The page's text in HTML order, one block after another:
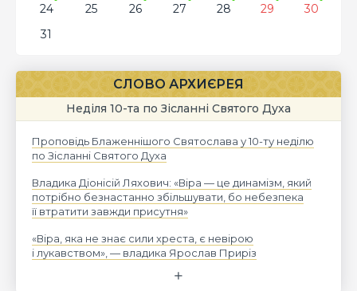
24
25 26 27 28 29
30
31
СЛОВО АРХИЄРЕЯ
Неділя 10-та по Зісланні Святого Духа
Проповідь Блаженнішого Святослава у 10-ту неділю
по Зісланні Святого Духа
Владика Діонісій Ляхович: «Віра — це динамізм, який
потрібно безнастанно збільшувати, бо небезпека
її втратити завжди присутня»
«Віра, яка не знає сили хреста, є невірою
і лукавством», — владика Ярослав Приріз